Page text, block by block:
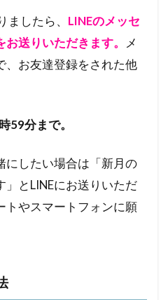
したら、 LINEのメッセ
送りいただきます。
メ
、お友達登録をされた他
59分まで。
にしたい場合は「新月の
とLINEにお送りいただ
トやスマートフォンに願